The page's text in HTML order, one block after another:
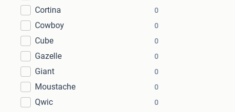
Cortina 0
Cowboy 0
Cube 0
Gazelle 0
Giant 0
Moustache 0
Qwic 0